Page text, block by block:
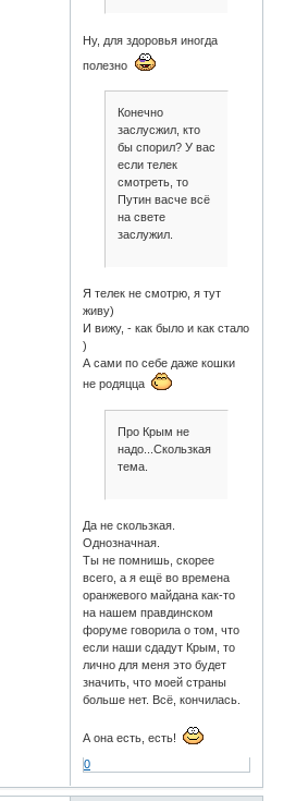
Ну, для здоровья иногда
полезно
Конечно
заслусжил, кто
бы спорил? У вас
если телек
смотреть, то
Путин васче всё
на свете
заслужил.
Я телек не смотрю, я тут
живу)
И вижу, - как было и как стало
)
А сами по себе даже кошки
не родяцца
Про Крым не
надо...Скользкая
тема.
Да не скользкая.
Однозначная.
Ты не помнишь, скорее
всего, а я ещё во времена
оранжевого майдана как-то
на нашем правдинском
форуме говорила о том, что
если наши сдадут Крым, то
лично для меня это будет
значить, что моей страны
больше нет. Всё, кончилась.
А она есть, есть!
0